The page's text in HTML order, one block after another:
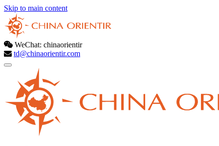
Skip to main content
WeChat: chinaorientir
td@chinaorientir.com